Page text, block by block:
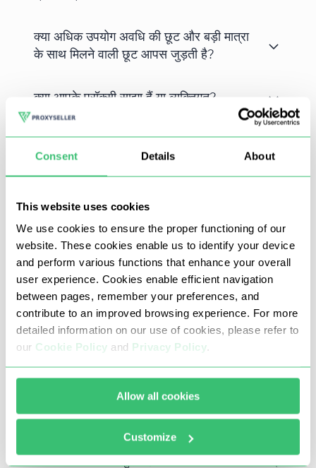
Consent Details About
This website uses cookies
We use cookies to ensure the proper functioning of our
website. These cookies enable us to identify your device
and perform various functions that enhance your overall
user experience. Cookies enable efficient navigation
between pages, remember your preferences, and
contribute to an improved browsing experience. For more
detailed information on our use of cookies, please refer to
our Cookie Policy and Privacy Policy.
Allow all cookies
Customize
क्या अधिक उपयोग अवधि की छूट और बड़ी मात्रा
के साथ मिलने वाली छूट आपस जुड़ती है?
क्या आपके प्रॉक्सी साझा हैं या व्यक्तिगत?
भुगतान करने के बाद प्रॉक्सी प्राप्त करने में कितना
समय लगता है?
प्रॉक्सी-सेलर से इंस्टाग्राम के लिए प्रॉक्सी खरीदें और बिना किसी रुकावट
और प्रतिबंध के खातों का प्रचार करें। इंस्टाग्राम के लिए प्रॉक्सी इस
सोशल नेटवर्क के सभी कार्यक्रमों और प्रचार सेवाओं के साथ काम करती
है।
इंस्टाग्राम प्रॉक्सी में ट्रैफ़िक प्रतिबंध नहीं हैं और 1 Gbit/s चैनल का
काम करते हैं, साथ ही एक ही समय में लॉगिन और पासवर्ड, आईपी पते या
प्रॉक्सी के माध्यम से इंस्टाग्राम का उपयोग करने का मुख्य उद्देश्य प्रतिबंधित